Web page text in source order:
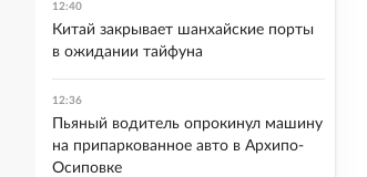
12:40
Китай закрывает шанхайские порты
в ожидании тайфуна
12:36
Пьяный водитель опрокинул машину
на припаркованное авто в Архипо-
Осиповке